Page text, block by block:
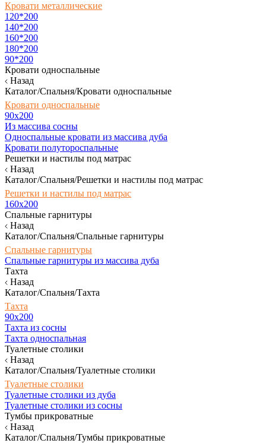
Кровати металлические
120*200
140*200
160*200
180*200
90*200
Кровати односпальные
Назад
Каталог/Спальня/Кровати односпальные
Кровати односпальные
90х200
Из массива сосны
Односпальные кровати из массива дуба
Кровати полутороспальные
Решетки и настилы под матрас
Назад
Каталог/Спальня/Решетки и настилы под матрас
Решетки и настилы под матрас
160х200
Спальные гарнитуры
Назад
Каталог/Спальня/Спальные гарнитуры
Спальные гарнитуры
Спальные гарнитуры из массива дуба
Тахта
Назад
Каталог/Спальня/Тахта
Тахта
90х200
Тахта из сосны
Тахта односпальная
Туалетные столики
Назад
Каталог/Спальня/Туалетные столики
Туалетные столики
Туалетные столики из дуба
Туалетные столики из сосны
Тумбы прикроватные
Назад
Каталог/Спальня/Тумбы прикроватные